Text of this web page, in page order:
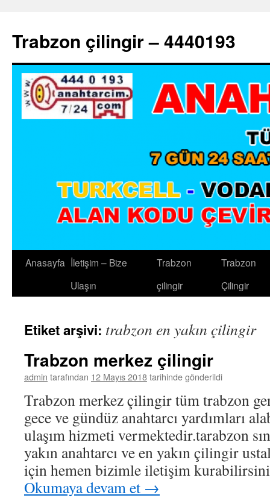
Trabzon çilingir – 4440193
İçeriğe
Anasayfa İletişim – Bize
Ulaşın
Trabzon
çilingir
Trabzon
Çilingir
Etiket arşivi: trabzon en yakın çilingir
Trabzon merkez çilingir
admin tarafından 12 Mayıs 2018tarihinde gönderildi
Trabzon merkez çilingir tüm trabzon
gece ve gündüz anahtarcı yardımları
ulaşım hizmeti vermektedir.tarabzon
yakın anahtarcı ve en yakın çilingir
için hemen bizimle iletişim
Okumaya devam et →